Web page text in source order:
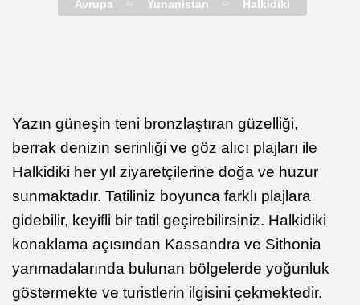
Avrupa Yunanistan Halkidiki
Yazın güneşin teni bronzlaştıran güzelliği,
berrak denizin serinliği ve göz alıcı plajları ile
Halkidiki her yıl ziyaretçilerine doğa ve huzur
sunmaktadır. Tatiliniz boyunca farklı plajlara
gidebilir, keyifli bir tatil geçirebilirsiniz. Halkidiki
konaklama açısından Kassandra ve Sithonia
yarımadalarında bulunan bölgelerde yoğunluk
göstermekte ve turistlerin ilgisini çekmektedir.